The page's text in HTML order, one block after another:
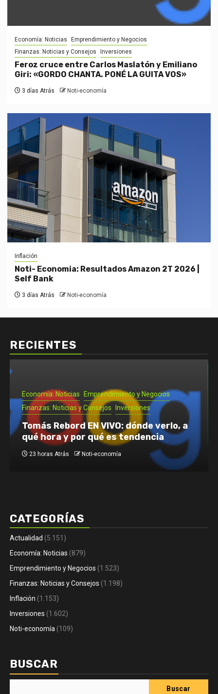
Economía: Noticias
Emprendimiento y Negocios
Finanzas: Noticias y Consejos
Inversiones
Feroz cruce entre Carlos Maslatón y Emiliano
Giri: «GORDO CHANTA. PONÉ LA GUITA VOS»
3 días Atrás Noti-economía
Inflación
Noti- Economia: Resultados Amazon 2T 2026 |
Self Bank
3 días Atrás Noti-economía
RECIENTES
Emprendimiento y Negocios
Noti- Economia: Guía para que un
autónomo se vaya de vacaciones
2 días Atrás Noti-economía
CATEGORÍAS
Actualidad (5.151)
Economía: Noticias (879)
Emprendimiento y Negocios (1.523)
Finanzas: Noticias y Consejos (1.198)
Inflación (1.153)
Inversiones (1.602)
Noti-economía (109)
BUSCAR
Buscar